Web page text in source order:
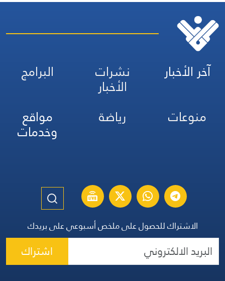
آخر الأخبار نشرات
الأخبار
البرامج
منوعات
رياضة مواقع
وخدمات
الاشتراك للحصول على ملخص أسبوعي على بريدك
اشتراك